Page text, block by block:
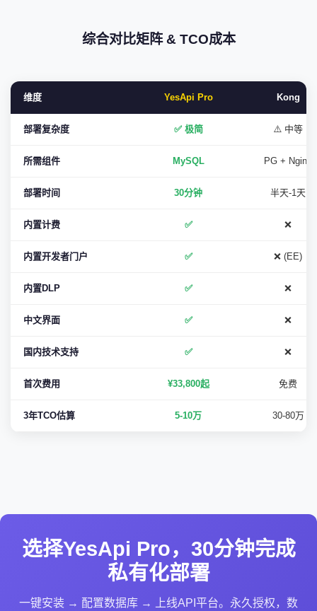
综合对比矩阵 & TCO成本
维度 YesApi Pro Kong
部署复杂度 ✅ 极简 ⚠️ 中等
所需组件 MySQL PG + Nginx
部署时间 30分钟 半天-1天
内置计费 ✅ ❌
内置开发者门户 ✅ ❌ (EE)
内置DLP ✅ ❌
中文界面 ✅ ❌
国内技术支持 ✅ ❌
首次费用 ¥33,800起 免费
3年TCO估算 5-10万 30-80万
选择YesApi Pro，30分钟完成
私有化部署
一键安装 → 配置数据库 → 上线API平台。永久授权，数